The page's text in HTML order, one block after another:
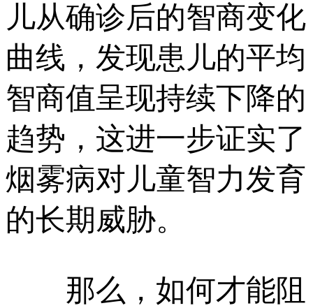
儿从确诊后的智商变化
曲线，发现患儿的平均
智商值呈现持续下降的
趋势，这进一步证实了
烟雾病对儿童智力发育
的长期威胁。
那么，如何才能阻